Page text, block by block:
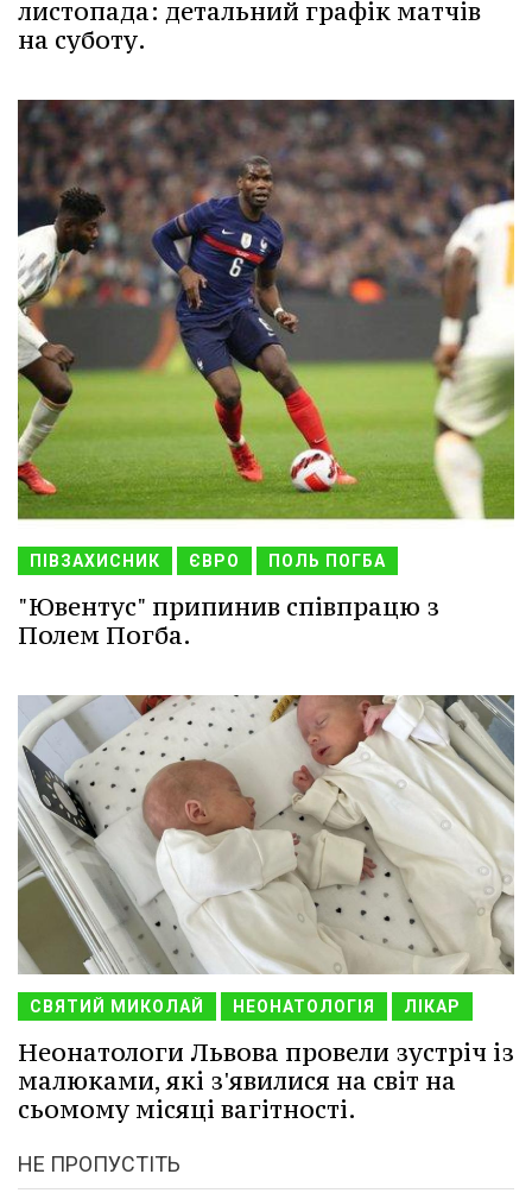
листопада: детальний графік матчів
на суботу.
ПІВЗАХИСНИК ЄВРО ПОЛЬ ПОГБА
"Ювентус" припинив співпрацю з
Полем Погба.
СВЯТИЙ МИКОЛАЙ НЕОНАТОЛОГІЯ ЛІКАР
Неонатологи Львова провели зустріч із
малюками, які з'явилися на світ на
сьомому місяці вагітності.
НЕ ПРОПУСТІТЬ